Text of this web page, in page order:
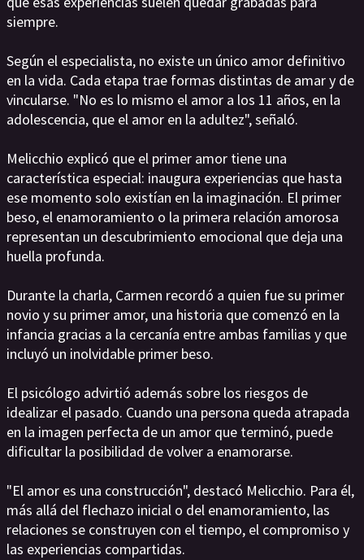
siempre.
Según el especialista, no existe un único amor definitivo
en la vida. Cada etapa trae formas distintas de amar y de
vincularse. "No es lo mismo el amor a los 11 años, en la
adolescencia, que el amor en la adultez", señaló.
Melicchio explicó que el primer amor tiene una
característica especial: inaugura experiencias que hasta
ese momento solo existían en la imaginación. El primer
beso, el enamoramiento o la primera relación amorosa
representan un descubrimiento emocional que deja una
huella profunda.
Durante la charla, Carmen recordó a quien fue su primer
novio y su primer amor, una historia que comenzó en la
infancia gracias a la cercanía entre ambas familias y que
incluyó un inolvidable primer beso.
El psicólogo advirtió además sobre los riesgos de
idealizar el pasado. Cuando una persona queda atrapada
en la imagen perfecta de un amor que terminó, puede
dificultar la posibilidad de volver a enamorarse.
"El amor es una construcción", destacó Melicchio. Para él,
más allá del flechazo inicial o del enamoramiento, las
relaciones se construyen con el tiempo, el compromiso y
las experiencias compartidas.